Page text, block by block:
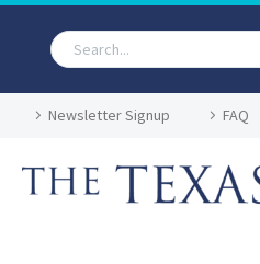
Newsletter Signup FAQ